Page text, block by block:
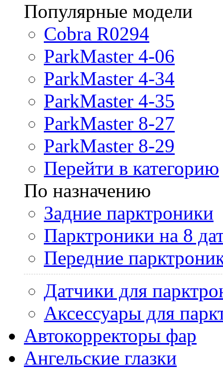
Популярные модели
Cobra R0294
ParkMaster 4-06
ParkMaster 4-34
ParkMaster 4-35
ParkMaster 8-27
ParkMaster 8-29
Перейти в категорию
По назначению
Задние парктроники
Парктроники на 8
Передние
Датчики для
Аксессуары для
Автокорректоры фар
Ангельские глазки